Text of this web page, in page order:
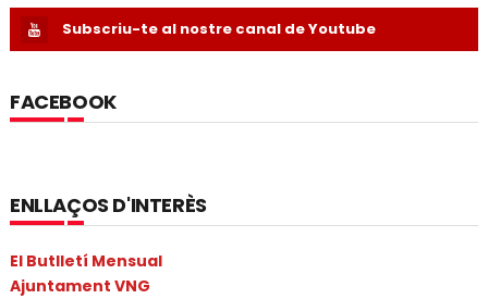
Subscriu-te al nostre canal de Youtube
FACEBOOK
ENLLAÇOS D'INTERÈS
El Butlletí Mensual
Ajuntament VNG